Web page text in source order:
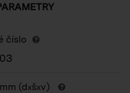
číslo
(dxšxv)